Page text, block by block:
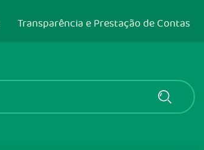
Transparência e Prestação de Contas